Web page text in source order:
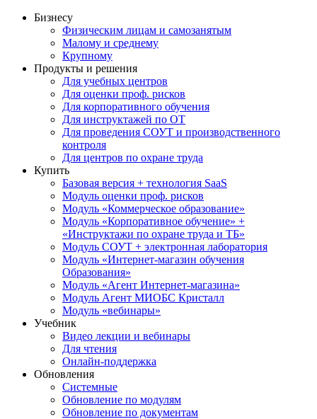
Бизнесу
Физическим лицам и самозанятым
Малому и среднему
Крупному
Продукты и решения
Для учебных центров
Для оценки проф. рисков
Для корпоративного обучения
Для инструктажей по ОТ
Для проведения СОУТ и производственного
контроля
Для центров по охране труда
Купить
Базовая версия + технология SaaS
Модуль оценки проф. рисков
Модуль «Коммерческое образование»
Модуль «Корпоративное обучение» +
«Инструктажи по охране труда и ТБ»
Модуль СОУТ + электронная лаборатория
Модуль «Интернет-магазин обучения
Образования»
Модуль «Агент Интернет-магазина»
Модуль Агент МИОБС Кристалл
Модуль «вебинары»
Учебник
Видео лекции и вебинары
Для чтения
Онлайн-поддержка
Обновления
Системные
Обновление по модулям
Обновление по документам